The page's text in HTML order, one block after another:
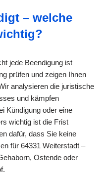
– welche
jede Beendigung ist
prüfen und zeigen Ihnen
analysieren die juristische
und kämpfen
Kündigung oder eine
wichtig ist die Frist
dafür, dass Sie keine
für 64331 Weiterstadt –
Ostende oder